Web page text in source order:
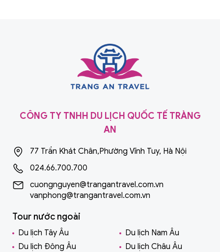
CÔNG TY TNHH DU LỊCH QUỐC TẾ TRÀNG
AN
77 Trần Khát Chân,Phường Vĩnh Tuy, Hà Nội
024.66.700.700
cuongnguyen@trangantravel.com.vn
vanphong@trangantravel.com.vn
Tour nước ngoài
Du lịch Tây Âu
Du lịch Nam Âu
Du lịch Đông Âu
Du lịch Châu Âu